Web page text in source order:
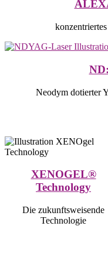
Neodym dotierter
XENOGEL®
Technology
Die zukunftsweisende
Technologie